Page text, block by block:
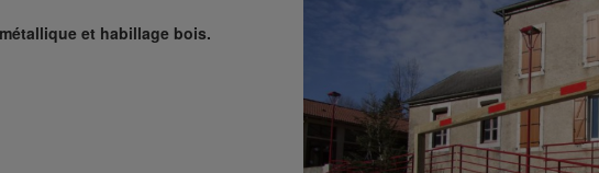
et habillage bois.